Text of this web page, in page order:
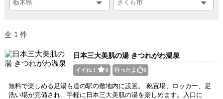
全 1 件
日本三大美肌の湯 きつれがわ温泉
イイね！ 0 行ったよ 0
無料で楽しめる足湯も道の駅の敷地内に設置。 靴置場、ロッカー、足
洗い場が完備され、手軽に日本三大美肌の湯を楽しめます。入口に